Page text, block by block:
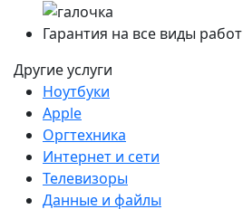
Гарантия на все виды работ
Другие услуги
Ноутбуки
Apple
Оргтехника
Интернет и сети
Телевизоры
Данные и файлы